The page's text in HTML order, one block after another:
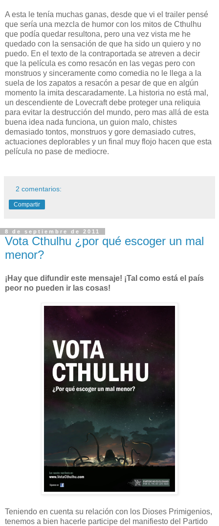
A esta le tenía muchas ganas, desde que vi el trailer pensé
que sería una mezcla de humor con los mitos de Cthulhu
que podía quedar resultona, pero una vez vista me he
quedado con la sensación de que ha sido un quiero y no
puedo. En el texto de la contraportada se atreven a decir
que la película es como resacón en las vegas pero con
monstruos y sinceramente como comedia no le llega a la
suela de los zapatos a resacón a pesar de que en algún
momento la imita descaradamente. La historia no está mal,
un descendiente de Lovecraft debe proteger una reliquia
para evitar la destrucción del mundo, pero mas allá de esta
buena idea nada funciona, un guion malo, chistes
demasiado tontos, monstruos y gore demasiado cutres,
actuaciones deplorables y un final muy flojo hacen que esta
película no pase de mediocre.
2 comentarios:
Compartir
8 de septiembre de 2011
Vota Cthulhu ¿por qué escoger un mal
menor?
¡Hay que difundir este mensaje! ¡Tal como está el país
peor no pueden ir las cosas!
Teniendo en cuenta su relación con los Dioses Primigenios,
tenemos a bien hacerle participe del manifiesto del Partido